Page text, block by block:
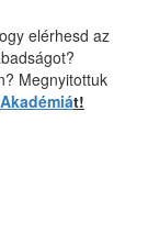
elérhesd az
Megnyitottuk
t!